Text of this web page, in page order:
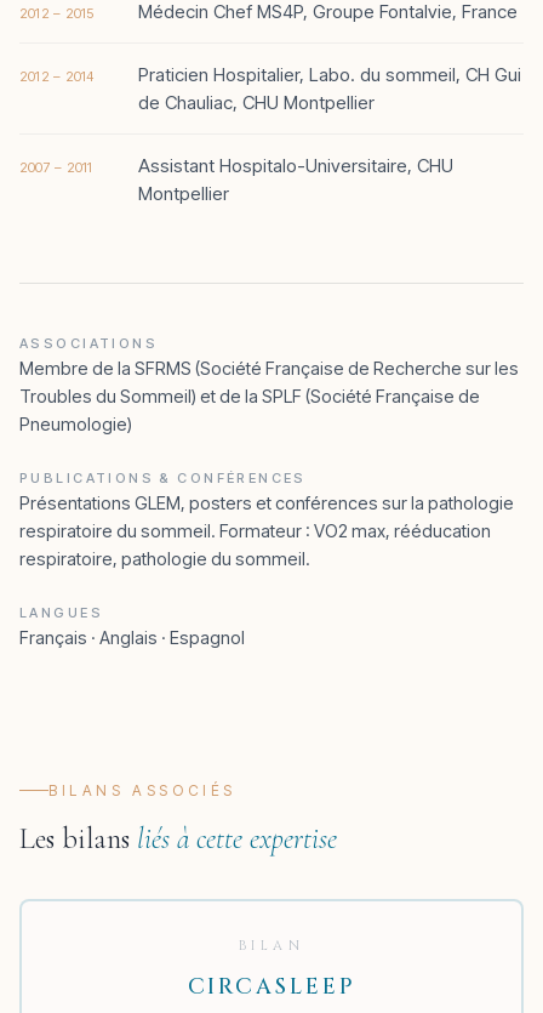
2012 – 2015 Médecin Chef MS4P, Groupe Fontalvie, France
2012 – 2014
Praticien Hospitalier, Labo. du sommeil, CH Gui
de Chauliac, CHU Montpellier
2007 – 2011
Assistant Hospitalo-Universitaire, CHU
Montpellier
ASSOCIATIONS
Membre de la SFRMS (Société Française de Recherche sur les
Troubles du Sommeil) et de la SPLF (Société Française de
Pneumologie)
PUBLICATIONS & CONFÉRENCES
Présentations GLEM, posters et conférences sur la pathologie
respiratoire du sommeil. Formateur : VO2 max, rééducation
respiratoire, pathologie du sommeil.
LANGUES
Français · Anglais · Espagnol
BILANS ASSOCIÉS
Les bilans liés à cette expertise
BILAN
CIRCASLEEP